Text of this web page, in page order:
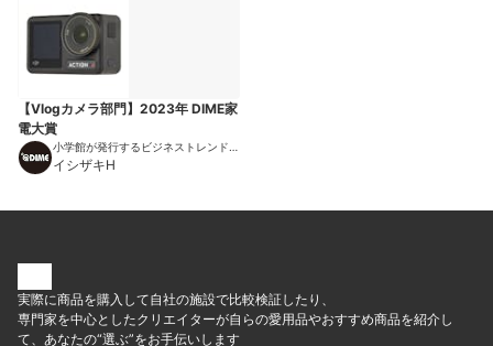
【Vlogカメラ部門】2023年 DIME家
電大賞
小学館が発行するビジネストレンドマ
ガジン
イシザキH
実際に商品を購入して自社の施設で比較検証したり、
専門家を中心としたクリエイターが自らの愛用品やおすすめ商品を紹介し
て、あなたの“選ぶ”をお手伝いします